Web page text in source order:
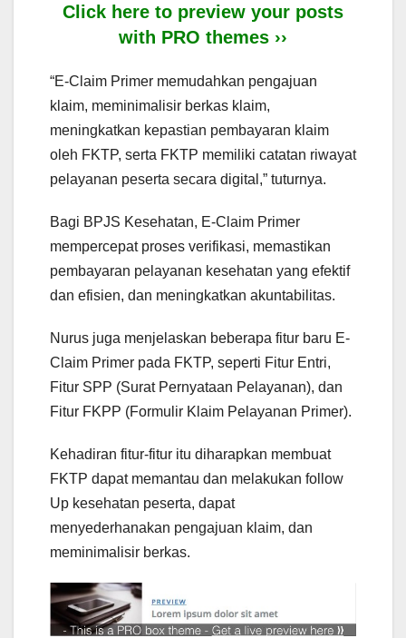
Click here to preview your posts
with PRO themes ››
“E-Claim Primer memudahkan pengajuan
klaim, meminimalisir berkas klaim,
meningkatkan kepastian pembayaran klaim
oleh FKTP, serta FKTP memiliki catatan riwayat
pelayanan peserta secara digital,” tuturnya.
Bagi BPJS Kesehatan, E-Claim Primer
mempercepat proses verifikasi, memastikan
pembayaran pelayanan kesehatan yang efektif
dan efisien, dan meningkatkan akuntabilitas.
Nurus juga menjelaskan beberapa fitur baru E-
Claim Primer pada FKTP, seperti Fitur Entri,
Fitur SPP (Surat Pernyataan Pelayanan), dan
Fitur FKPP (Formulir Klaim Pelayanan Primer).
Kehadiran fitur-fitur itu diharapkan membuat
FKTP dapat memantau dan melakukan follow
Up kesehatan peserta, dapat
menyederhanakan pengajuan klaim, dan
meminimalisir berkas.